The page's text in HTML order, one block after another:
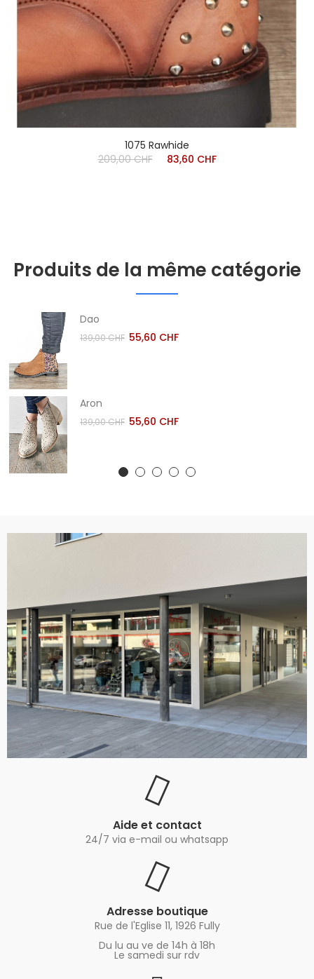
1075 Rawhide
209,00 CHF
83,60 CHF
Produits de la même catégorie
Dao
139,00 CHF 55,60 CHF
Aron
139,00 CHF 55,60 CHF
Aide et contact
24/7 via e-mail ou whatsapp
Adresse boutique
Rue de l'Eglise 11, 1926 Fully
Du lu au ve de 14h à 18h
Le samedi sur rdv